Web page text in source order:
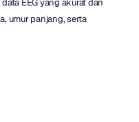
umur panjang, serta